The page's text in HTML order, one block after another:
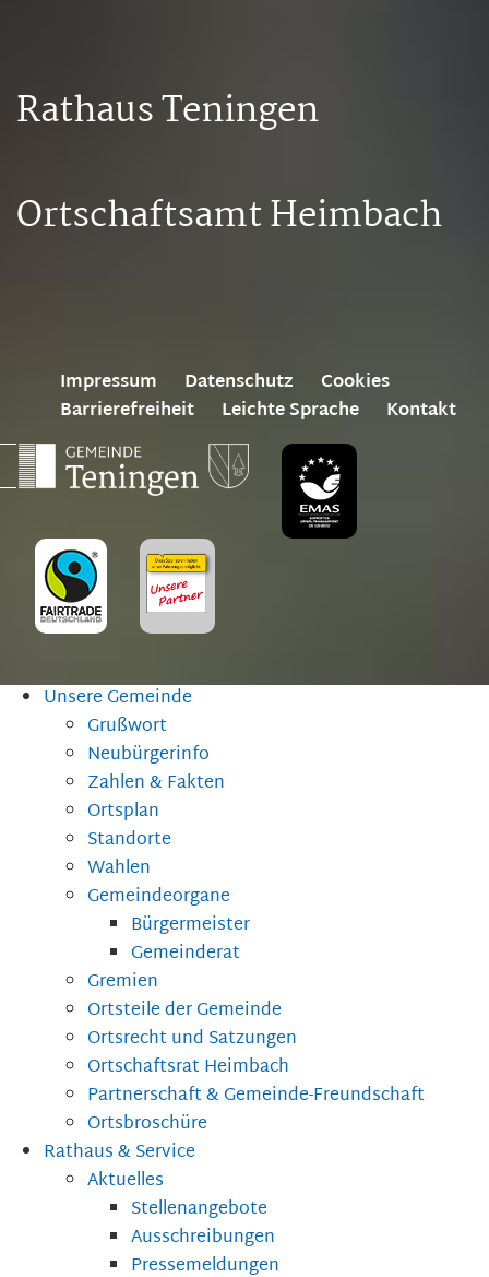
Rathaus Teningen
Ortschaftsamt Heimbach
Impressum Datenschutz
Cookies
Barrierefreiheit
Leichte Sprache Kontakt
Unsere Gemeinde
Grußwort
Neubürgerinfo
Zahlen & Fakten
Ortsplan
Standorte
Wahlen
Gemeindeorgane
Bürgermeister
Gemeinderat
Gremien
Ortsteile der Gemeinde
Ortsrecht und Satzungen
Ortschaftsrat Heimbach
Partnerschaft & Gemeinde-Freundschaft
Ortsbroschüre
Rathaus & Service
Aktuelles
Stellenangebote
Ausschreibungen
Pressemeldungen